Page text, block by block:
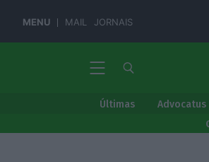
MENU MAIL JORNAIS
Últimas Advocatus